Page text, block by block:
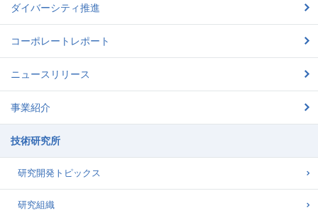
ダイバーシティ推進
コーポレートレポート
ニュースリリース
事業紹介
技術研究所
研究開発トピックス
研究組織